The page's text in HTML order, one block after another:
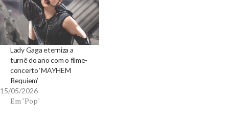
Lady Gaga eterniza a
turnê do ano com o filme-
concerto ‘MAYHEM
Requiem’
15/05/2026
Em "Pop"